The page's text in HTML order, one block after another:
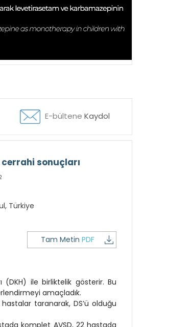
E-bültene Kaydol
sonuçları
Türkiye
Tam Metin PDF
(DKH) ile birliktelik gösterir. Bu
amaçladık.
taranarak, DS’ü olduğu